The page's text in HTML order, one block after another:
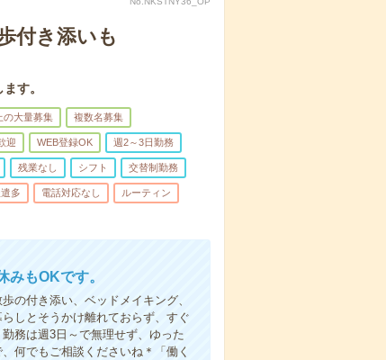
付き添いも
す。
の大量募集 複数名募集
迎 WEB登録OK 週2～3日勤務
残業なし シフト 交替制勤務
多 電話対応なし ルーティン
もOKです。
の付き添い、ベッドメイキング、
しとそうかけ離れておらず、すぐ
務は週3日～で無理せず、ゆった
何でもご相談くださいね＊「働く